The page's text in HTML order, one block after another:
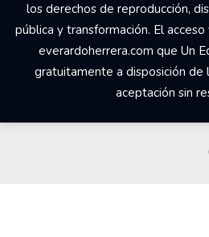
los derechos de reproducción,
pública y transformación. El
everardoherrera.com que Un
gratuitamente a disposición de
aceptación sin